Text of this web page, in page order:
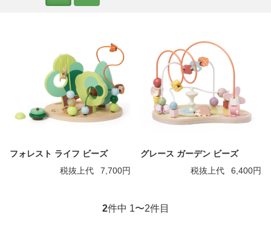
フォレスト ライフ ビーズ
税抜上代
7,700円
グレース ガーデン ビーズ
税抜上代
6,400円
2件中 1〜2件目